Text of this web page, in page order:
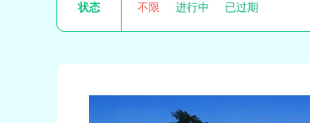
状态 不限 进行中 已过期